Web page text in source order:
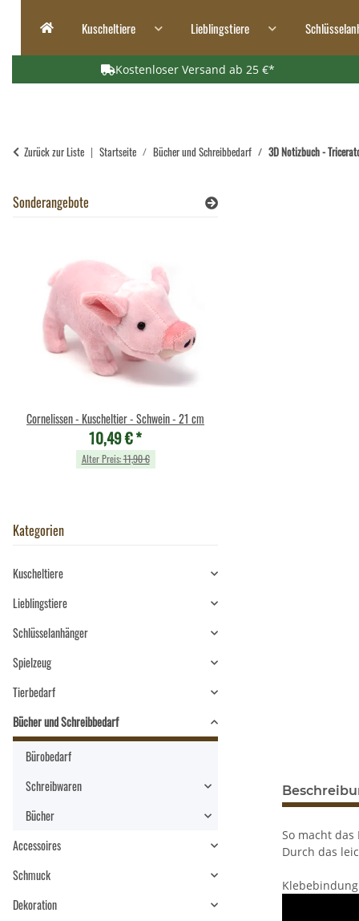
Kuscheltiere Lieblingstiere
Kostenloser Versand ab 25 €*
Zurück zur Liste Startseite Bücher und Schreibbedarf 3D Notizbuch -
So macht
Durch das
Klebebindung
Sonderangebote
Cornelissen - Kuscheltier - Schwein - 21 cm
10,49 €*
Alter Preis:11,90 €
Federspiel "Adila" -
Kategorien
Kuscheltiere
Lieblingstiere
Schlüsselanhänger
Spielzeug
Tierbedarf
Bücher und Schreibbedarf
Bürobedarf
Schreibwaren
Bücher
Accessoires
Schmuck
Dekoration